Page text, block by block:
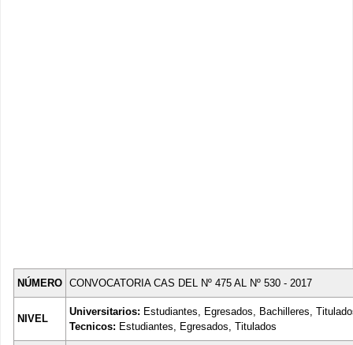
NÚMERO CONVOCATORIA CAS DEL Nº 475 AL Nº 530 - 2017
NIVEL
Universitarios: Estudiantes, Egresados, Bachilleres,
Tecnicos: Estudiantes, Egresados, Titulados